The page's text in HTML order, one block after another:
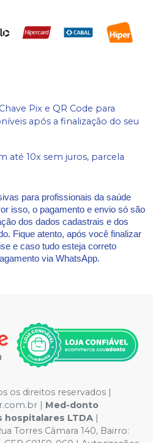
Pix e QR Code para
após a finalização do seu
até 10x sem juros, parcela
para profissionais da saúde
isso, o pagamento e envio só são
dos dados cadastrais e dos
Fique atento, após você finalizar
e caso tudo esteja correto
via WhatsApp.
os direitos reservados |
| Med-donto
hospitalares LTDA |
Torres Câmara 140, Bairro: